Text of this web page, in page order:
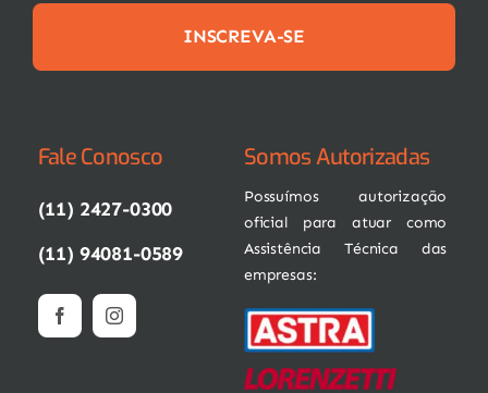
INSCREVA-SE
Fale Conosco
(11) 2427-0300
(11) 94081-0589
Somos Autorizadas
Possuímos autorização
oficial para atuar como
Assistência Técnica das
empresas: